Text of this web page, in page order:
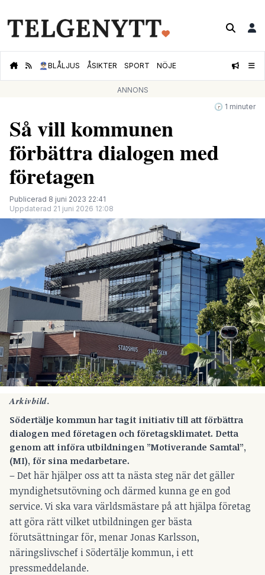
👮🏻‍♂️BLÅLJUS ÅSIKTER SPORT NÖJE
ANNONS
🕝 1 minuter
Så vill kommunen
förbättra dialogen med
företagen
Publicerad 8 juni 2023 22:41
Uppdaterad 21 juni 2026 12:08
Arkivbild.
Södertälje kommun har tagit initiativ till att förbättra
dialogen med företagen och företagsklimatet. Detta
genom att införa utbildningen ”Motiverande Samtal”,
(MI), för sina medarbetare.
– Det här hjälper oss att ta nästa steg när det gäller
myndighetsutövning och därmed kunna ge en god
service. Vi ska vara världsmästare på att hjälpa företag
att göra rätt vilket utbildningen ger bästa
förutsättningar för, menar Jonas Karlsson,
näringslivschef i Södertälje kommun, i ett
pressmeddelande.